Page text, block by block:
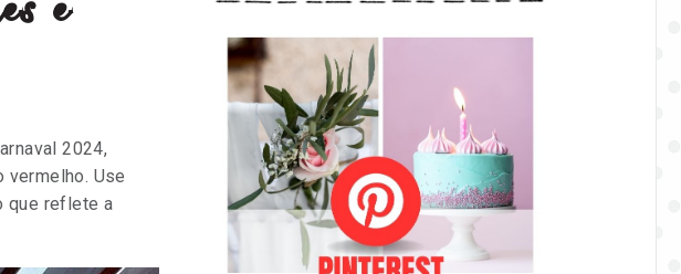
2024,
vermelho. Use
que reflete a